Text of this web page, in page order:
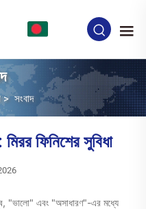
>সংবাদ
ফিনিশের সুবিধা
"ভালো" এবং "অসাধারণ"-এর মধ্যে